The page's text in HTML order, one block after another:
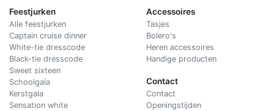
Feestjurken
Alle feestjurken
Captain cruise dinner
White-tie dresscode
Black-tie dresscode
Sweet sixteen
Schoolgala
Kerstgala
Sensation white
Accessoires
Tasjes
Bolero's
Heren accessoires
Handige producten
Contact
Contact
Openingstijden